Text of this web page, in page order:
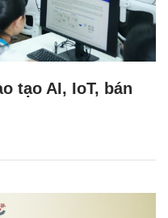
tạo AI, IoT, bán